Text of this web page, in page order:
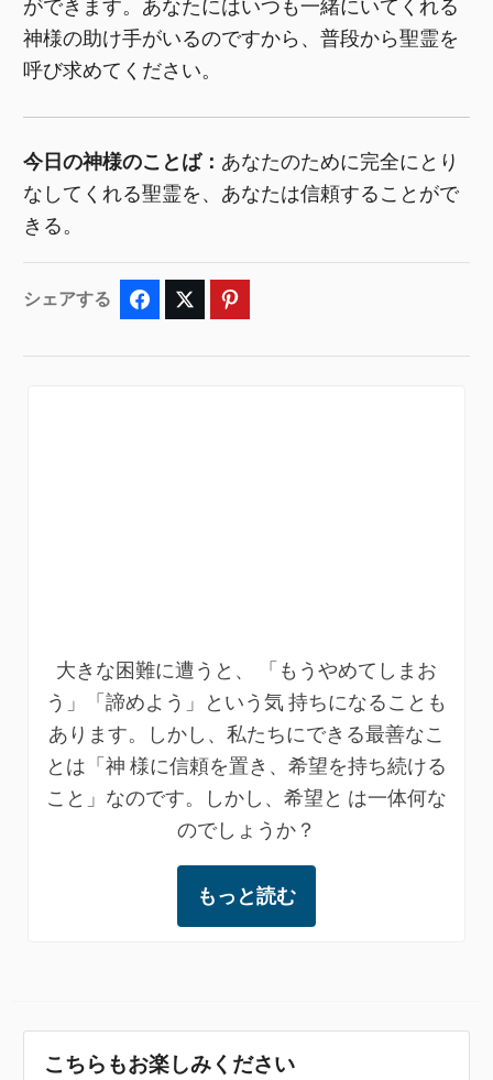
ができます。あなたにはいつも一緒にいてくれる
神様の助け手がいるのですから、普段から聖霊を
呼び求めてください。
今日の神様のことば： あなたのために完全にとり
なしてくれる聖霊を、あなたは信頼することがで
きる。
シェアする Facebook Twitter
大きな困難に遭うと、 「もうやめてしまお
う」「諦めよう」という気 持ちになることも
あります。しかし、私たちにできる最善なこ
とは「神 様に信頼を置き、希望を持ち続ける
こと」なのです。しかし、希望と は一体何な
のでしょうか？
もっと読む
こちらもお楽しみください